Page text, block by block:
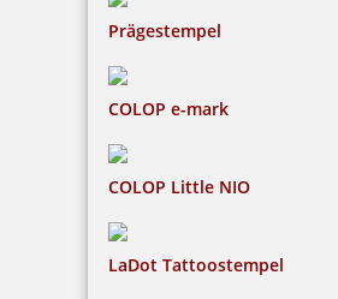
Prägestempel
COLOP e-mark
COLOP Little NIO
LaDot Tattoostempel